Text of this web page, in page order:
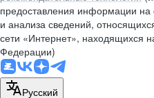
предоставления информации на
и анализа сведений,
сети «Интернет», находящихся
Федерации)
Русский